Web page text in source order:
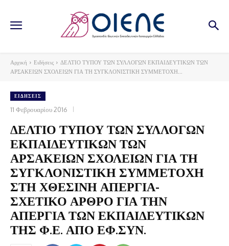
Αρχική Ειδήσεις
ΔΕΛΤΙΟ ΤΥΠΟΥ ΤΩΝ ΣΥΛΛΟΓΩΝ ΕΚΠΑΙΔΕΥΤΙΚΩΝ ΤΩΝ
ΑΡΣΑΚΕΙΩΝ ΣΧΟΛΕΙΩΝ ΓΙΑ ΤΗ ΣΥΓΚΛΟΝΙΣΤΙΚΗ ΣΥΜΜΕΤΟΧΗ...
ΕΙΔΉΣΕΙΣ
11 Φεβρουαρίου 2016
ΔΕΛΤΙΟ ΤΥΠΟΥ ΤΩΝ ΣΥΛΛΟΓΩΝ
ΕΚΠΑΙΔΕΥΤΙΚΩΝ ΤΩΝ
ΑΡΣΑΚΕΙΩΝ ΣΧΟΛΕΙΩΝ ΓΙΑ ΤΗ
ΣΥΓΚΛΟΝΙΣΤΙΚΗ ΣΥΜΜΕΤΟΧΗ
ΣΤΗ ΧΘΕΣΙΝΗ ΑΠΕΡΓΙΑ-
ΣΧΕΤΙΚΟ ΑΡΘΡΟ ΓΙΑ ΤΗΝ
ΑΠΕΡΓΙΑ ΤΩΝ ΕΚΠΑΙΔΕΥΤΙΚΩΝ
ΤΗΣ Φ.Ε. ΑΠΟ ΕΦ.ΣΥΝ.